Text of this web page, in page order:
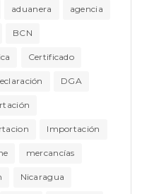
aduanera agencia
BCN
Certificado
DGA
Importación
mercancías
Nicaragua